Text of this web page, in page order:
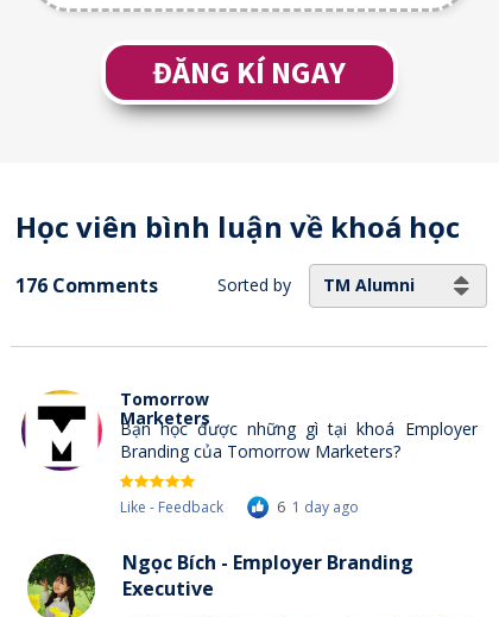
ĐĂNG KÍ NGAY
176 Comments Sorted by
Bạn học được những gì tại khoá Employer
Branding của Tomorrow Marketers?
Tomorrow
Marketers
Like - Feedback 6 1 day ago
Ngọc Bích - Employer Branding
Executive
Học viên bình luận về khoá học
TM Alumni